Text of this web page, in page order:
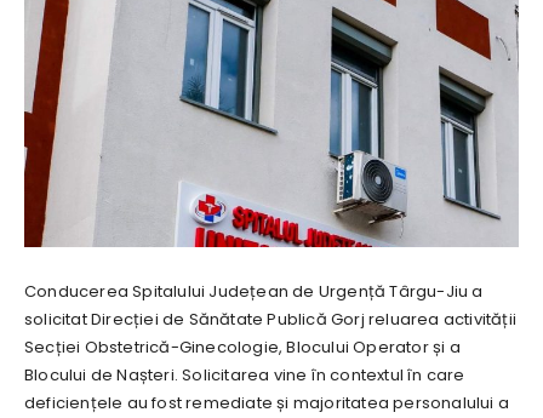
Conducerea Spitalului Județean de Urgență Târgu-Jiu a
solicitat Direcției de Sănătate Publică Gorj reluarea activității
Secției Obstetrică-Ginecologie, Blocului Operator și a
Blocului de Nașteri. Solicitarea vine în contextul în care
deficiențele au fost remediate și majoritatea personalului a